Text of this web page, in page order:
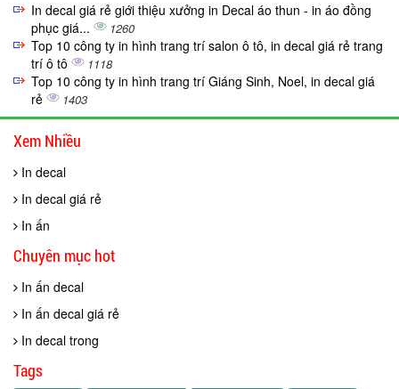
In decal giá rẻ giới thiệu xưởng in Decal áo thun - in áo đồng
phục giá...
1260
Top 10 công ty in hình trang trí salon ô tô, in decal giá rẻ trang
trí ô tô
1118
Top 10 công ty in hình trang trí Giáng Sinh, Noel, in decal giá
rẻ
1403
Xem Nhiều
In decal
In decal giá rẻ
In ấn
Chuyên mục hot
In ấn decal
In ấn decal giá rẻ
In decal trong
Tags